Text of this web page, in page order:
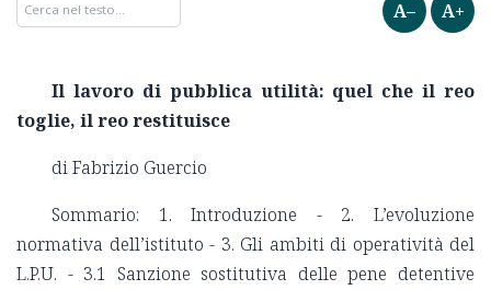
A– A+
Il lavoro di pubblica utilità: quel che il reo
toglie, il reo restituisce
di Fabrizio Guercio
Sommario: 1. Introduzione - 2. L’evoluzione
normativa dell’istituto - 3. Gli ambiti di operatività del
L.P.U. - 3.1 Sanzione sostitutiva delle pene detentive